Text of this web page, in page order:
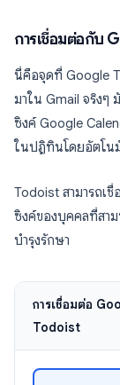
การเชื่อมต่อกับ
นี่คือจุดที่ Google
มาใน Gmail จริงๆ
ซิงค์ Google
ในปฏิทินโดยอัตโน
Todoist สามารถเ
ซิงค์ของบุคคลที่สา
บำรุงรักษา
การเชื่อมต่อ
Todoist